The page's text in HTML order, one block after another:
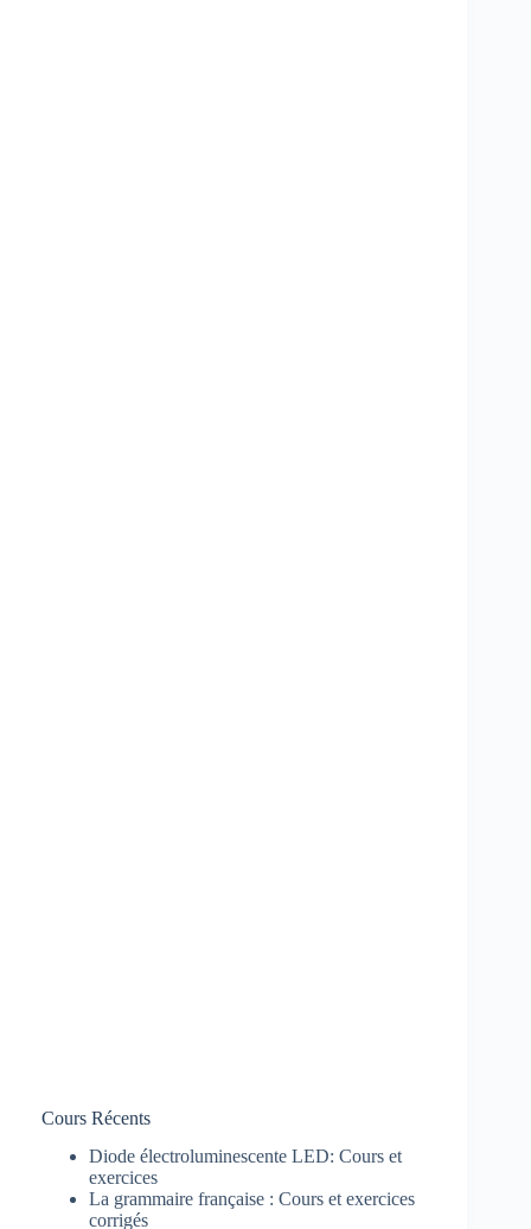
Cours Récents
Diode électroluminescente LED: Cours et
exercices
La grammaire française : Cours et exercices
corrigés